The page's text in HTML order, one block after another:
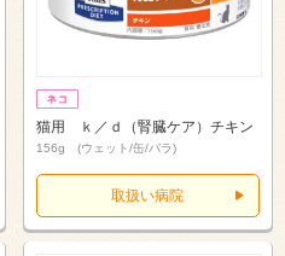
猫用 ｋ／ｄ（腎臓ケア）チキン
156g (ウェット/缶/バラ)
取扱い病院